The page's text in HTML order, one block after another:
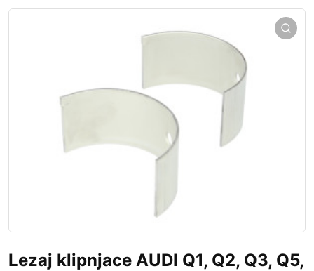
Lezaj klipnjace AUDI Q1, Q2, Q3, Q5,